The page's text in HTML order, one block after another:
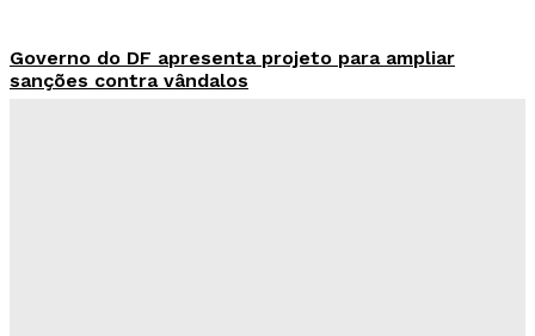
Governo do DF apresenta projeto para ampliar
sanções contra vândalos